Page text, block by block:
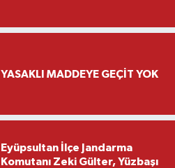
YASAKLI MADDEYE GEÇİT YOK
Eyüpsultan İlçe Jandarma
Komutanı Zeki Gülter, Yüzbaşı